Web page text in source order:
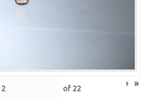
of 22 › »